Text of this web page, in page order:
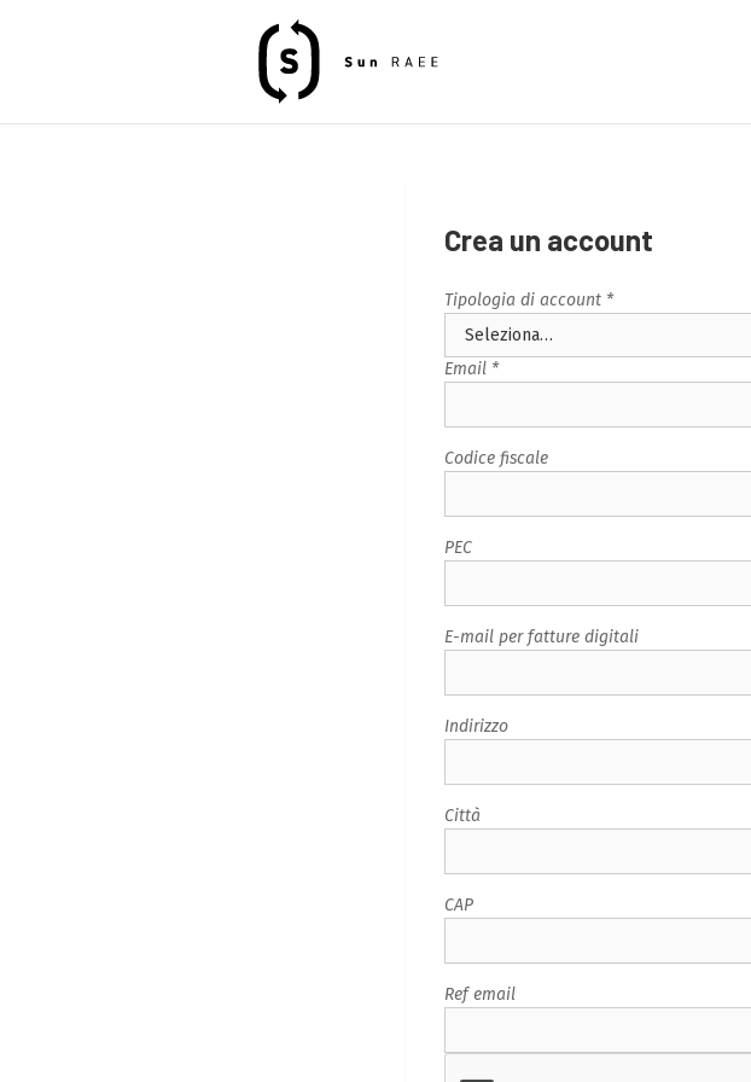
Crea un account
Tipologia di account *
Email *
Codice fiscale
PEC
E-mail per fatture digitali
Indirizzo
Città
CAP
Ref email